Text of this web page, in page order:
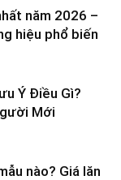
năm 2026 –
hiệu phổ biến
Ý Điều Gì?
Mới
nào? Giá lăn